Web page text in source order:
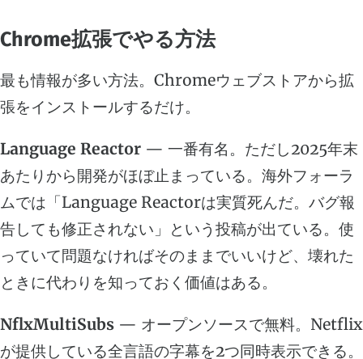
Chrome拡張でやる方法
最も情報が多い方法。Chromeウェブストアから拡
張をインストールするだけ。
Language Reactor — 一番有名。ただし2025年末
あたりから開発がほぼ止まっている。海外フォーラ
ムでは「Language Reactorは実質死んだ。バグ報
告しても修正されない」という投稿が出ている。使
っていて問題なければそのままでいいけど、壊れた
ときに代わりを知っておく価値はある。
NflxMultiSubs — オープンソースで無料。Netflix
が提供している全言語の字幕を2つ同時表示できる。